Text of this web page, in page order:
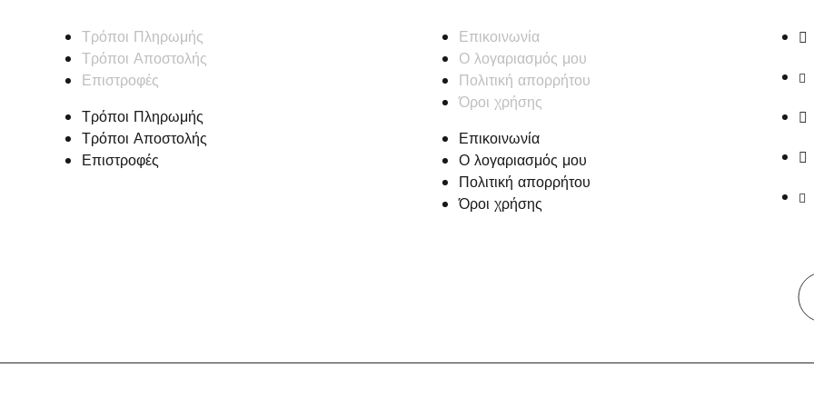
Τρόποι Πληρωμής
Τρόποι Αποστολής
Επιστροφές
Τρόποι Πληρωμής
Τρόποι Αποστολής
Επιστροφές
Επικοινωνία
Ο λογαριασμός μου
Πολιτική απορρήτου
Όροι χρήσης
Επικοινωνία
Ο λογαριασμός μου
Πολιτική απορρήτου
Όροι χρήσης